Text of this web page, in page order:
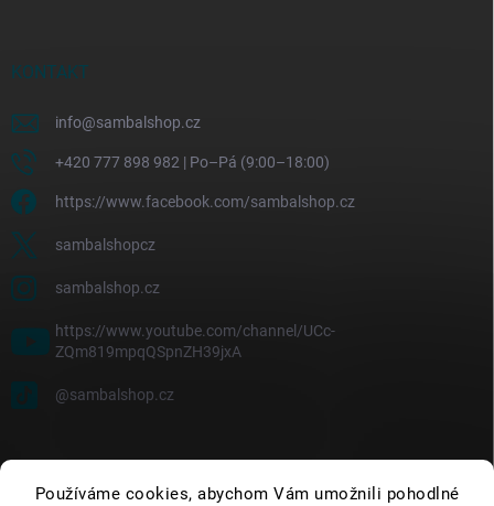
Používáme cookies, abychom Vám umožnili pohodlné
KONTAKT
info@sambalshop.cz
+420 777 898 982 | Po–Pá (9:00–18:00)
https://www.facebook.com/sambalshop.cz
sambalshopcz
sambalshop.cz
https://www.youtube.com/channel/UCc-
ZQm819mpqQSpnZH39jxA
@sambalshop.cz